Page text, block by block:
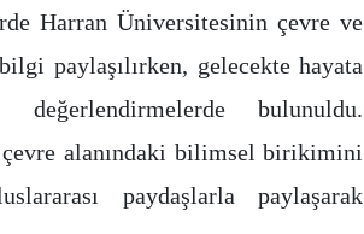
Harran Üniversitesinin çevre ve
paylaşılırken, gelecekte hayata
bulunuldu.
alanındaki bilimsel birikimini
paydaşlarla paylaşarak